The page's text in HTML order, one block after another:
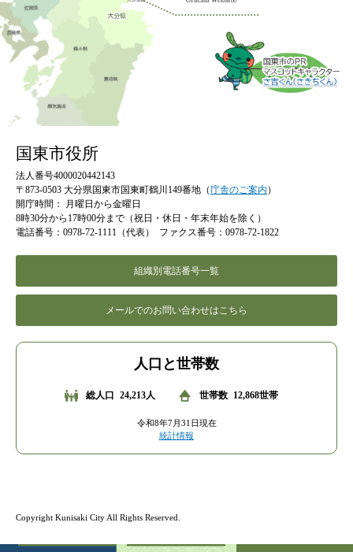
国東市役所
法人番号4000020442143
〒873-0503 大分県国東市国東町鶴川149番地（庁舎のご案内 ）
開庁時間：
月曜日から金曜日
8時30分から17時00分まで（祝日・休日・年末年始を除く）
電話番号：0978-72-1111（代表）
ファクス番号：0978-72-1822
組織別電話番号一覧
メールでのお問い合わせはこちら
人口と世帯数
総人口 24,213人 世帯数 12,868世帯
令和8年7月31日現在
統計情報
Copyright Kunisaki City All Rights Reserved.